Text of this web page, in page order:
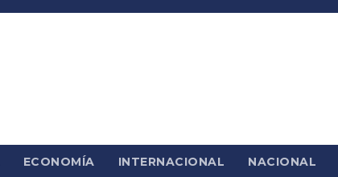
ECONOMÍA INTERNACIONAL NACIONAL